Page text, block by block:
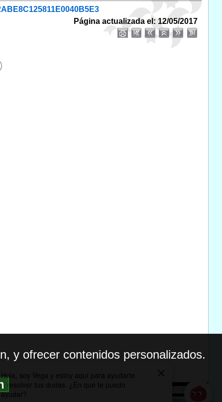
Página actualizada el: 12/05/2017
DE PRIVACIDAD
y ofrecer contenidos personalizados.